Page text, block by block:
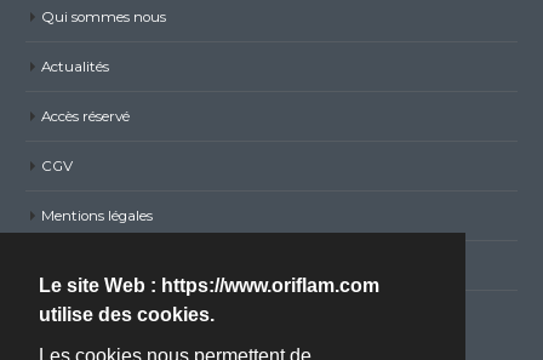
Le site Web : https://www.oriflam.com
utilise des cookies.
Qui sommes nous
Actualités
Accès réservé
CGV
Mentions légales
Nous contacter